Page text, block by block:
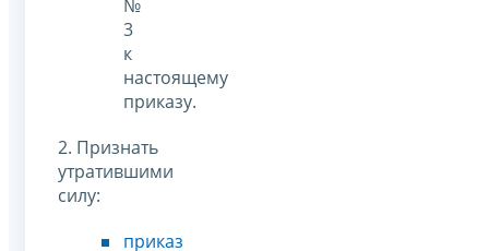
№
3
к
настоящему
приказу.
2. Признать
утратившими
силу:
приказ